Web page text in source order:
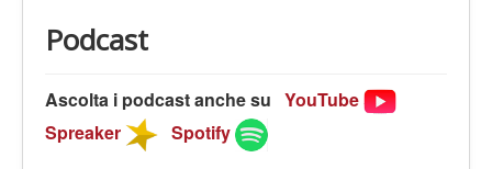
CHI SIAMO
PROGRAMMI
PALINSESTO
Podcast
Ascolta i podcast anche su YouTube
Spreaker
Spotify